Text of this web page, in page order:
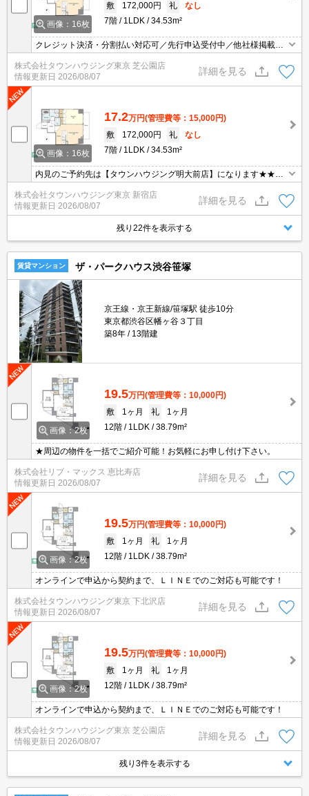
画像：16枚
敷
172,000円 礼
なし
7階
1LDK 34.53m²
クレジット決済・分割払い対応可／先行申込受付中／他社様掲載物
件もまとめてご案内可能／専任物件多数あり
株式会社タウンハウジング東京 芝公園店
情報更新日 2026/08/07
詳細を見る
画像：16枚
17.2万円(管理費等：15,000円)
敷
172,000円 礼
なし
7階
1LDK 34.53m²
内見のご予約先は【タウンハウジング明大前店】になります★★お
間違いなく♪
株式会社タウンハウジング東京 新宿店
情報更新日 2026/08/07
詳細を見る
残り22件を表示する
賃貸マンション ザ・パークハウス渋谷笹塚
京王線・京王新線/笹塚駅 徒歩10分
東京都渋谷区幡ヶ谷３丁目
築8年
13階建
画像：2枚
19.5万円(管理費等：10,000円)
敷
1ヶ月 礼
1ヶ月
12階
1LDK 38.79m²
★周辺の物件を一括でご紹介可能！お気軽にお申し付け下さい。
株式会社リブ・マックス 恵比寿店
情報更新日 2026/08/07
詳細を見る
画像：2枚
19.5万円(管理費等：10,000円)
敷
1ヶ月 礼
1ヶ月
12階
1LDK 38.79m²
オンラインで申込から契約まで、ＬＩＮＥでのご対応も可能です！
株式会社タウンハウジング東京 下北沢店
情報更新日 2026/08/07
詳細を見る
画像：2枚
19.5万円(管理費等：10,000円)
敷
1ヶ月 礼
1ヶ月
12階
1LDK 38.79m²
オンラインで申込から契約まで、ＬＩＮＥでのご対応も可能です！
株式会社タウンハウジング東京 芝公園店
情報更新日 2026/08/07
詳細を見る
残り3件を表示する